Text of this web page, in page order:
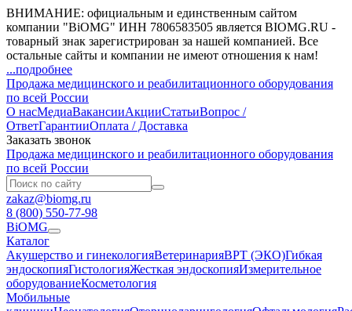
ВНИМАНИЕ: официальным и единственным сайтом
компании "BiOMG" ИНН 7806583505 является BIOMG.RU -
товарный знак зарегистрирован за нашей компанией. Все
остальные сайты и компании не имеют отношения к нам!
...подробнее
Продажа медицинского и реабилитационного оборудования
по всей России
О насМедиаВакансииАкцииСтатьиВопрос /
ОтветГарантииОплата / Доставка
Заказать звонок
Продажа медицинского и реабилитационного оборудования
по всей России
zakaz@biomg.ru
8 (800) 550-77-98
BiOMG
Каталог
Акушерство и гинекологияВетеринарияВРТ (ЭКО)Гибкая
эндоскопияГистологияЖесткая эндоскопияИзмерительное
оборудованиеКосметология
Мобильные